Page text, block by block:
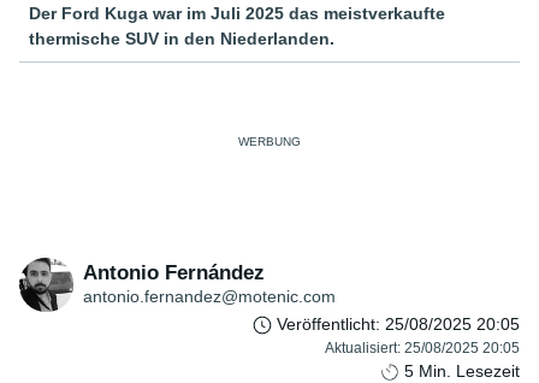
Der Ford Kuga war im Juli 2025 das meistverkaufte
thermische SUV in den Niederlanden.
Antonio Fernández
antonio.fernandez@motenic.com
Veröffentlicht: 25/08/2025 20:05
Aktualisiert: 25/08/2025 20:05
5 Min. Lesezeit